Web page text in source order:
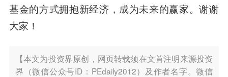
基金的方式拥抱新经济，成为未来的赢家。谢谢
大家！
【本文为投资界原创，网页转载须在文首注明来源投资
界（微信公众号ID：PEdaily2012）及作者名字。微信